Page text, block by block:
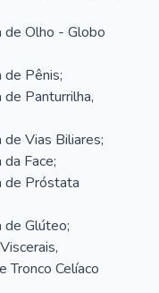
de Olho - Globo
Pênis;
Panturrilha,
Vias Biliares;
Face;
de Próstata
de Glúteo;
Tronco Celíaco